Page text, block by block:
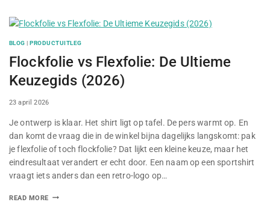
BLOG |PRODUCTUITLEG
Flockfolie vs Flexfolie: De Ultieme
Keuzegids (2026)
By
23 april 2026
Je ontwerp is klaar. Het shirt ligt op tafel. De pers warmt op. En
dan komt de vraag die in de winkel bijna dagelijks langskomt: pak
je flexfolie of toch flockfolie? Dat lijkt een kleine keuze, maar het
eindresultaat verandert er echt door. Een naam op een sportshirt
vraagt iets anders dan een retro-logo op…
READ MORE